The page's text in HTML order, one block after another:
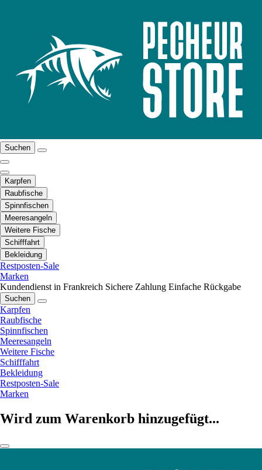
Suchen
Karpfen
Raubfische
Spinnfischen
Meeresangeln
Weitere Fische
Schifffahrt
Bekleidung
Restposten-Sale
Marken
Kundendienst in Frankreich Sichere Zahlung Einfache Rückgabe
Suchen
Karpfen
Raubfische
Spinnfischen
Meeresangeln
Weitere Fische
Schifffahrt
Bekleidung
Restposten-Sale
Marken
Wird zum Warenkorb hinzugefügt...